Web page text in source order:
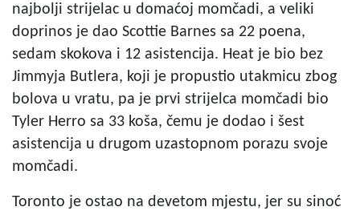
najbolji strijelac u domaćoj momčadi, a veliki
doprinos je dao Scottie Barnes sa 22 poena,
sedam skokova i 12 asistencija. Heat je bio bez
Jimmyja Butlera, koji je propustio utakmicu zbog
bolova u vratu, pa je prvi strijelca momčadi bio
Tyler Herro sa 33 koša, čemu je dodao i šest
asistencija u drugom uzastopnom porazu svoje
momčadi.
Toronto je ostao na devetom mjestu, jer su sinoć